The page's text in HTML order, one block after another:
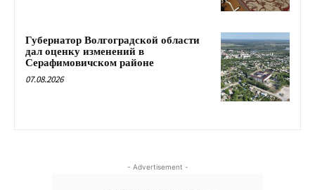
Губернатор Волгоградской области
дал оценку изменений в
Серафимовичском районе
07.08.2026
- Advertisement -